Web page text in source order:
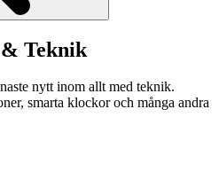
Teknik
nytt inom allt med teknik.
smarta klockor och många andra